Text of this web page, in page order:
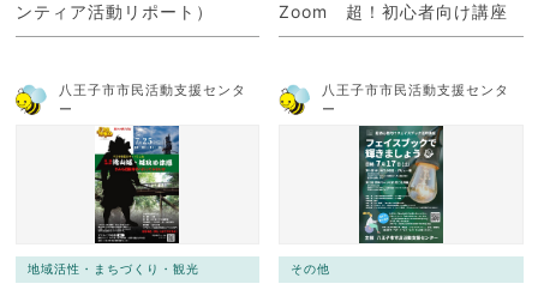
ンティア活動リポート）
Zoom 超！初心者向け講座
八王子市市民活動支援センタ
ー
地域活性・まちづくり・観光
八王子市市民活動支援センタ
ー
その他